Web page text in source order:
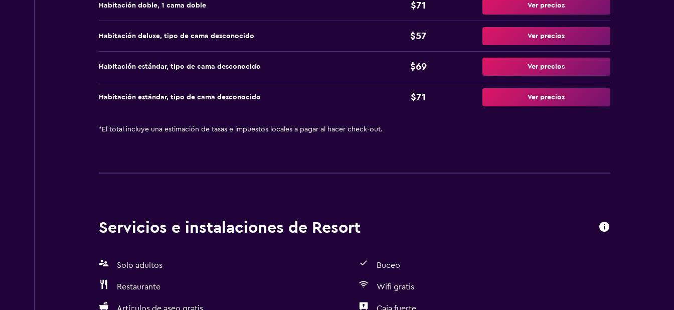
Habitación doble, 1 cama doble $71 Ver precios
Habitación deluxe, tipo de cama desconocido $57 Ver precios
Habitación estándar, tipo de cama desconocido $69 Ver precios
Habitación estándar, tipo de cama desconocido $71 Ver precios
* El total incluye una estimación de tasas e impuestos locales a pagar al hacer check-out.
Servicios e instalaciones de Resort
Solo adultos Buceo
Restaurante Wifi gratis